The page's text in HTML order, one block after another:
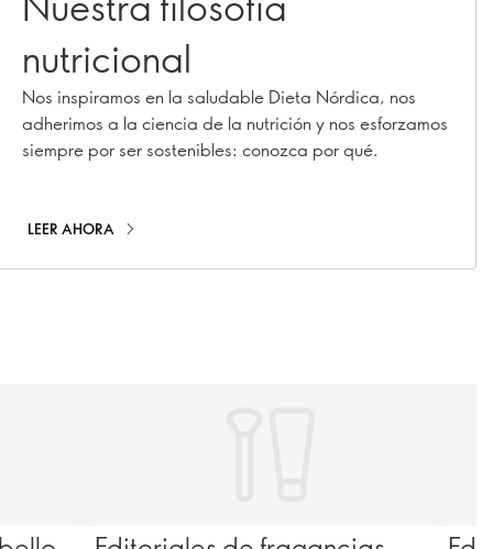
nutricional
Nos inspiramos en la saludable Dieta Nórdica, nos
adherimos a la ciencia de la nutrición y nos esforzamos
siempre por ser sostenibles: conozca por qué.
LEER AHORA